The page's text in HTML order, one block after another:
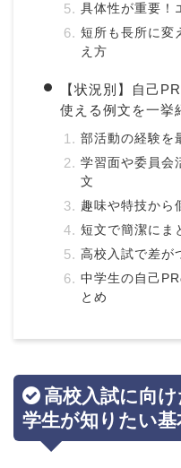
具体性が重要！
短所も長所に変
え方
【状況別】自己
使える例文を一挙
部活動の経験を
学習面や委員会
文
趣味や特技から
短文で簡潔にま
高校入試で差が
中学生の自己
とめ
高校入試に向
学生が知りたい